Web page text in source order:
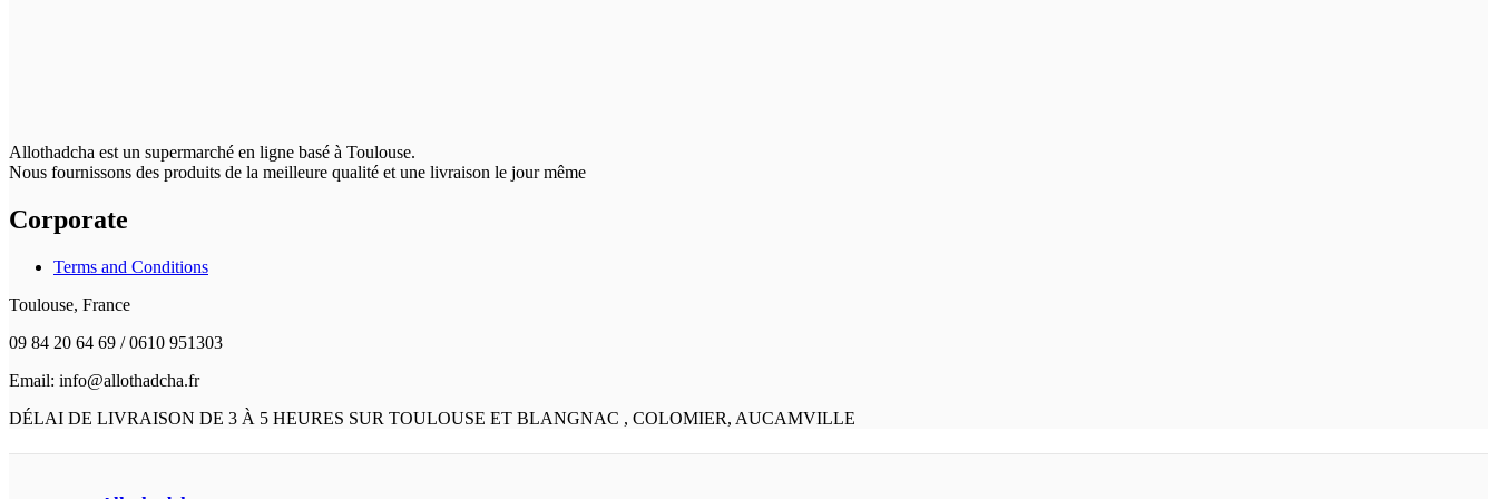
Allothadcha est un supermarché en ligne basé à Toulouse.
Nous fournissons des produits de la meilleure qualité et une livraison le jour même
Corporate
Terms and Conditions
Toulouse, France
09 84 20 64 69 / 0610 951303
Email: info@allothadcha.fr
DÉLAI DE LIVRAISON DE 3 À 5 HEURES SUR TOULOUSE ET BLANGNAC , COLOMIER, AUCAMVILLE